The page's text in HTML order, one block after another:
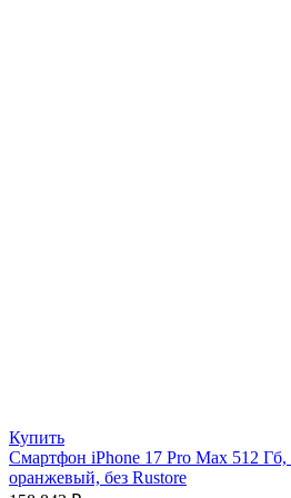
Купить
Смартфон iPhone 17 Pro Max 512 Гб,
оранжевый, без Rustore